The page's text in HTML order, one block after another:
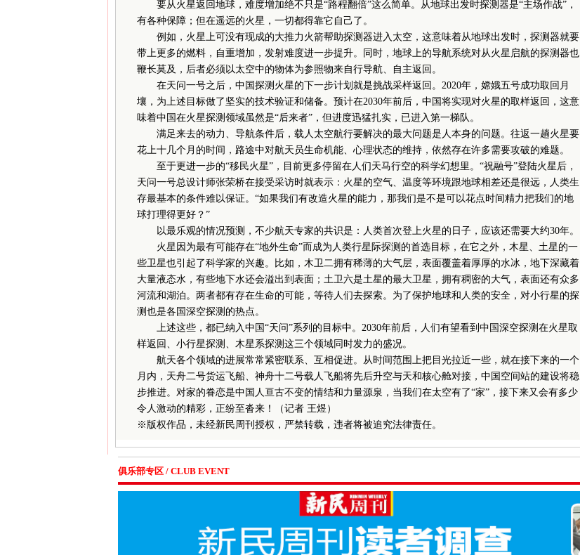
要从火星返回地球，难度增加绝不只是“路程翻倍”这么简单。从地球出发时探测器是“主场作战”，
有各种保障；但在遥远的火星，一切都得靠它自己了。
例如，火星上可没有现成的大推力火箭帮助探测器进入太空，这意味着从地球出发时，探测器就要
带上更多的燃料，自重增加，发射难度进一步提升。同时，地球上的导航系统对从火星启航的探测器也
鞭长莫及，后者必须以太空中的物体为参照物来自行导航、自主返回。
在天问一号之后，中国探测火星的下一步计划就是挑战采样返回。2020年，嫦娥五号成功取回月
壤，为上述目标做了坚实的技术验证和储备。预计在2030年前后，中国将实现对火星的取样返回，这意
味着中国在火星探测领域虽然是“后来者”，但进度迅猛扎实，已进入第一梯队。
满足来去的动力、导航条件后，载人太空航行要解决的最大问题是人本身的问题。往返一趟火星要
花上十几个月的时间，路途中对航天员生命机能、心理状态的维持，依然存在许多需要攻破的难题。
至于更进一步的“移民火星”，目前更多停留在人们天马行空的科学幻想里。“祝融号”登陆火星后，
天问一号总设计师张荣桥在接受采访时就表示：火星的空气、温度等环境跟地球相差还是很远，人类生
存最基本的条件难以保证。“如果我们有改造火星的能力，那我们是不是可以花点时间精力把我们的地
球打理得更好？”
以最乐观的情况预测，不少航天专家的共识是：人类首次登上火星的日子，应该还需要大约30年。
火星因为最有可能存在“地外生命”而成为人类行星际探测的首选目标，在它之外，木星、土星的一
些卫星也引起了科学家的兴趣。比如，木卫二拥有稀薄的大气层，表面覆盖着厚厚的水冰，地下深藏着
大量液态水，有些地下水还会溢出到表面；土卫六是土星的最大卫星，拥有稠密的大气，表面还有众多
河流和湖泊。两者都有存在生命的可能，等待人们去探索。为了保护地球和人类的安全，对小行星的探
测也是各国深空探测的热点。
上述这些，都已纳入中国“天问”系列的目标中。2030年前后，人们有望看到中国深空探测在火星取
样返回、小行星探测、木星系探测这三个领域同时发力的盛况。
航天各个领域的进展常常紧密联系、互相促进。从时间范围上把目光拉近一些，就在接下来的一个
月内，天舟二号货运飞船、神舟十二号载人飞船将先后升空与天和核心舱对接，中国空间站的建设将稳
步推进。对家的眷恋是中国人亘古不变的情结和力量源泉，当我们在太空有了“家”，接下来又会有多少
令人激动的精彩，正纷至沓来！（记者 王煜）
※ 版权作品，未经新民周刊授权，严禁转载，违者将被追究法律责任。
俱乐部专区 / CLUB EVENT